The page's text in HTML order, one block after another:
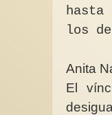
los
Anita
El